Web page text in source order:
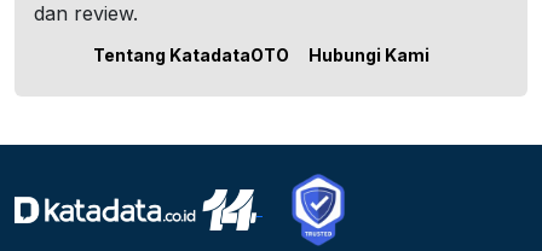
dan review.
Tentang KatadataOTO Hubungi Kami